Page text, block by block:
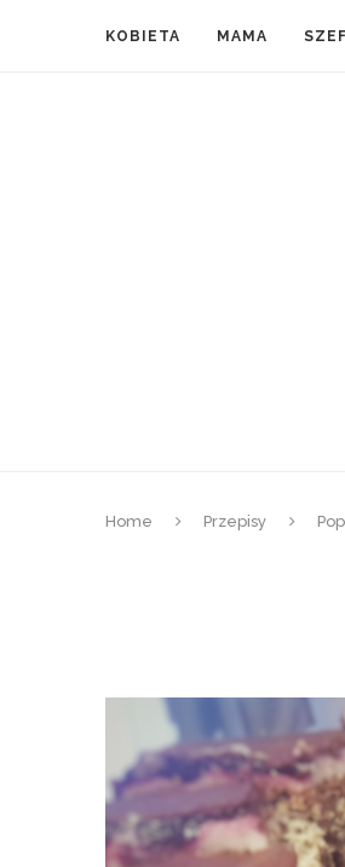
KOBIETA MAMA
Home Przepisy